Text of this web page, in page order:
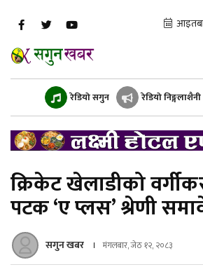
रेडियो सगुन रेडियो निङ्गलाशैनी
क्रिकेट खेलाडीको
पटक ‘ए प्लस’ श्रेणी
सगुन खबर मंगलबार, जेठ १२, २०८३